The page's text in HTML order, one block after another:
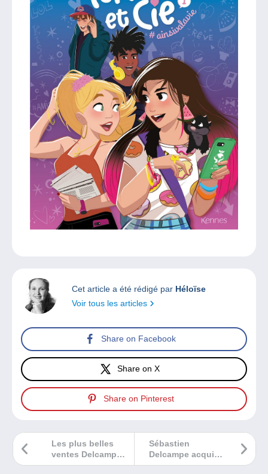
Cet article a été rédigé par Héloïse
Voir tous les articles
Share on Facebook
Share on X
Share on Pinterest
Sébastien
Delcampe acquiert
une pièce de
Les plus belles
ventes Delcampe
mai 2023